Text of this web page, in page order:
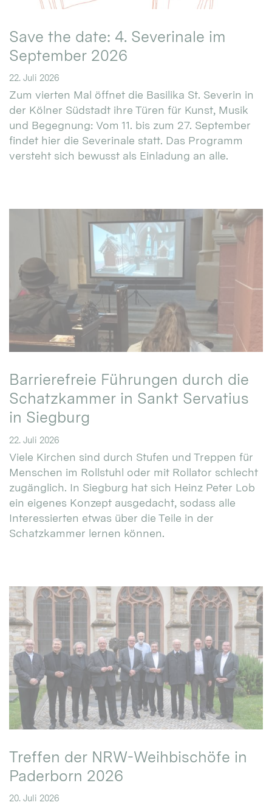
Save the date: 4. Severinale im
September 2026
22. Juli 2026
Zum vierten Mal öffnet die Basilika St. Severin in
der Kölner Südstadt ihre Türen für Kunst, Musik
und Begegnung: Vom 11. bis zum 27. September
findet hier die Severinale statt. Das Programm
versteht sich bewusst als Einladung an alle.
Barrierefreie Führungen durch die
Schatzkammer in Sankt Servatius
in Siegburg
22. Juli 2026
Viele Kirchen sind durch Stufen und Treppen für
Menschen im Rollstuhl oder mit Rollator schlecht
zugänglich. In Siegburg hat sich Heinz Peter Lob
ein eigenes Konzept ausgedacht, sodass alle
Interessierten etwas über die Teile in der
Schatzkammer lernen können.
Treffen der NRW-Weihbischöfe in
Paderborn 2026
20. Juli 2026